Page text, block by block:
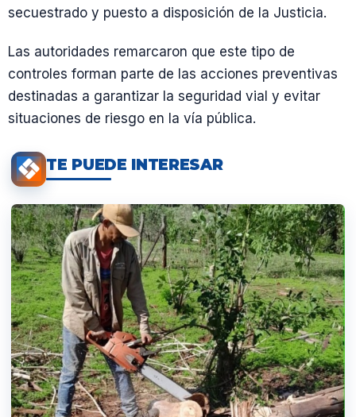
secuestrado y puesto a disposición de la Justicia.
Las autoridades remarcaron que este tipo de
controles forman parte de las acciones preventivas
destinadas a garantizar la seguridad vial y evitar
situaciones de riesgo en la vía pública.
TE PUEDE INTERESAR